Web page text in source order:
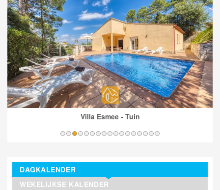
Villa Esmee - Tuin
DAGKALENDER
WEKELIJKSE KALENDER